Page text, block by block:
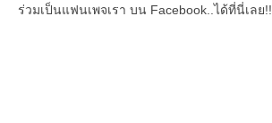
ร่วมเป็นแฟนเพจเรา บน Facebook..ได้ที่นี่เลย!!